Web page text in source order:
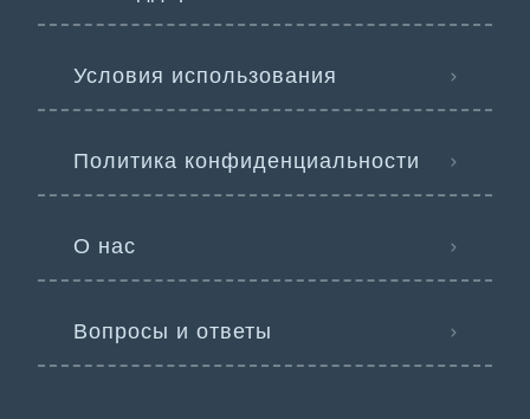
Условия использования
Политика конфиденциальности
О нас
Вопросы и ответы